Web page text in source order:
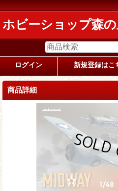
ホビーショップ森
ログイン 新規登録はこ
商品詳細